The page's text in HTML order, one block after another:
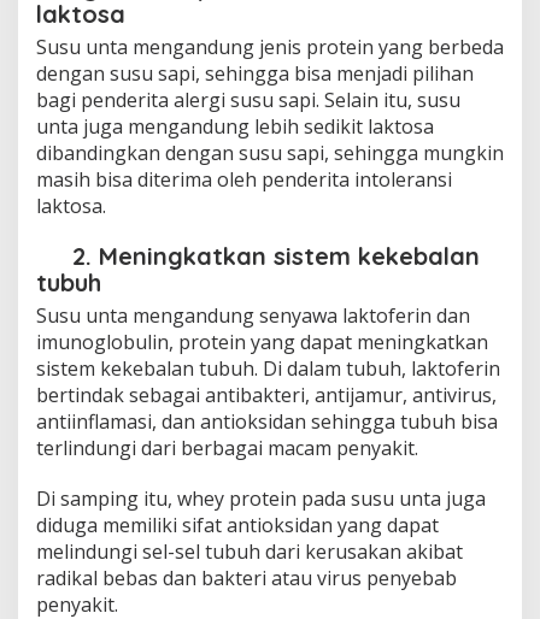
laktosa
Susu unta mengandung jenis protein yang berbeda
dengan susu sapi, sehingga bisa menjadi pilihan
bagi penderita alergi susu sapi. Selain itu, susu
unta juga mengandung lebih sedikit laktosa
dibandingkan dengan susu sapi, sehingga mungkin
masih bisa diterima oleh penderita intoleransi
laktosa.
2. Meningkatkan sistem kekebalan
tubuh
Susu unta mengandung senyawa laktoferin dan
imunoglobulin, protein yang dapat meningkatkan
sistem kekebalan tubuh. Di dalam tubuh, laktoferin
bertindak sebagai antibakteri, antijamur, antivirus,
antiinflamasi, dan antioksidan sehingga tubuh bisa
terlindungi dari berbagai macam penyakit.
Di samping itu, whey protein pada susu unta juga
diduga memiliki sifat antioksidan yang dapat
melindungi sel-sel tubuh dari kerusakan akibat
radikal bebas dan bakteri atau virus penyebab
penyakit.